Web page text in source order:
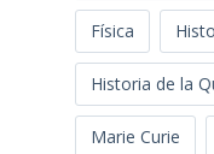
Física
Historia de la
Marie Curie